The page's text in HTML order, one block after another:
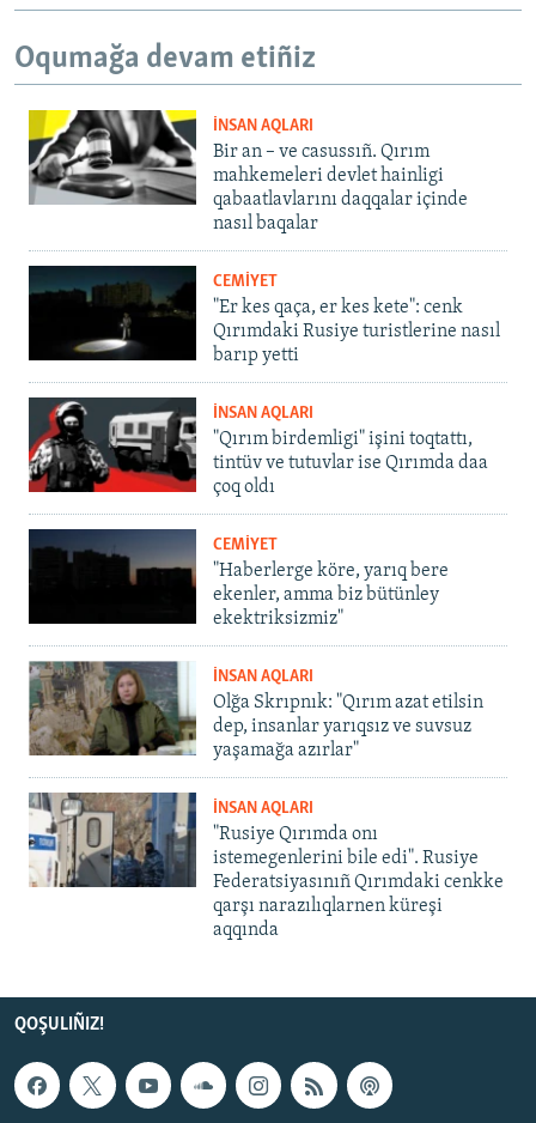
Oqumağa devam etiñiz
İNSAN AQLARI
Bir an – ve casussıñ. Qırım
mahkemeleri devlet hainligi
qabaatlavlarını daqqalar içinde
nasıl baqalar
CEMİYET
"Er kes qaça, er kes kete": cenk
Qırımdaki Rusiye turistlerine nasıl
barıp yetti
İNSAN AQLARI
"Qırım birdemligi" işini toqtattı,
tintüv ve tutuvlar ise Qırımda daa
çoq oldı
CEMİYET
"Haberlerge köre, yarıq bere
ekenler, amma biz bütünley
ekektriksizmiz"
İNSAN AQLARI
Olğa Skrıpnık: "Qırım azat etilsin
dep, insanlar yarıqsız ve suvsuz
yaşamağa azırlar"
İNSAN AQLARI
"Rusiye Qırımda onı
istemegenlerini bile edi". Rusiye
Federatsiyasınıñ Qırımdaki cenkke
qarşı narazılıqlarnen küreşi
aqqında
QOŞULIÑIZ!